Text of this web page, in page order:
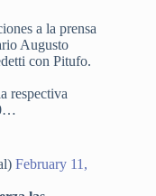
a la prensa
Augusto
con Pitufo.
respectiva
February 11,